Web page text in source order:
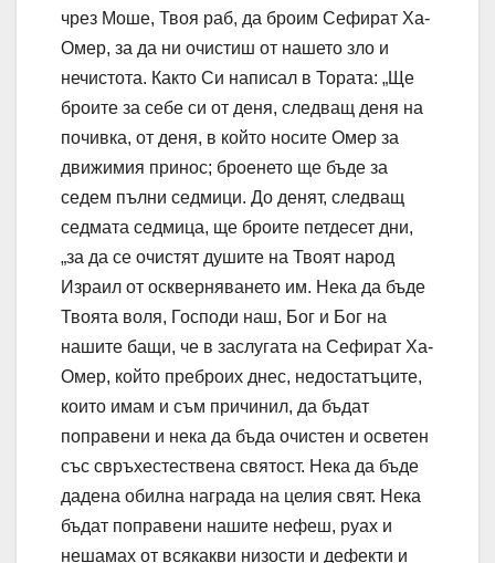
чрез Моше, Твоя раб, да броим Сефират Ха-
Омер, за да ни очистиш от нашето зло и
нечистота. Както Си написал в Тората: „Ще
броите за себе си от деня, следващ деня на
почивка, от деня, в който носите Омер за
движимия принос; броенето ще бъде за
седем пълни седмици. До денят, следващ
седмата седмица, ще броите петдесет дни,
„за да се очистят душите на Твоят народ
Израил от оскверняването им. Нека да бъде
Твоята воля, Господи наш, Бог и Бог на
нашите бащи, че в заслугата на Сефират Ха-
Омер, който преброих днес, недостатъците,
които имам и съм причинил, да бъдат
поправени и нека да бъда очистен и осветен
със свръхестествена святост. Нека да бъде
дадена обилна награда на целия свят. Нека
бъдат поправени нашите нефеш, руах и
нешамах от всякакви низости и дефекти и